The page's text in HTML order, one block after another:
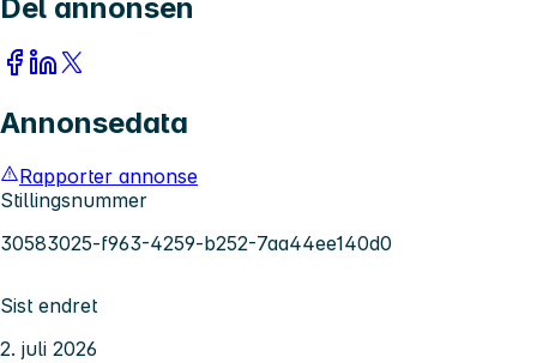
Del annonsen
Annonsedata
Rapporter annonse
Stillingsnummer
30583025-f963-4259-b252-7aa44ee140d0
Sist endret
2. juli 2026